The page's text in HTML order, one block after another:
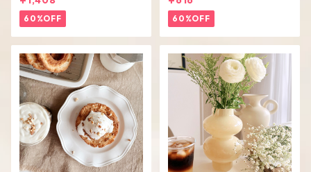
Set
60%OFF 60%OFF